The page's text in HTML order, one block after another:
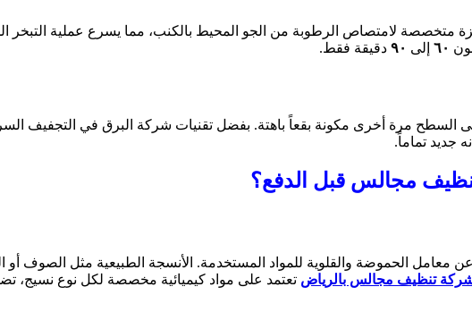
متخصصة لامتصاص الرطوبة من الجو المحيط بالكنب، مما يسرع عملية التبخر
٦٠ إلى ٩٠ دقيقة فقط.
السطح مرة أخرى مكونة بقعاً باهتة. بفضل تقنيات شركة البرق في التجفيف
جديد تماماً.
مجالس قبل الدفع؟
الحموضة والقلوية للمواد المستخدمة. الأنسجة الطبيعية مثل الصوف أو
تنظيف مجالس بالرياض تعتمد على مواد كيميائية مخصصة لكل نوع نسيج،